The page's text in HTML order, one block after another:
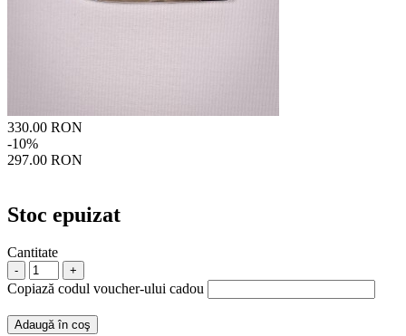
330.00 RON
-10%
297.00 RON
Stoc epuizat
Cantitate
- +
Copiază codul voucher-ului cadou
Adaugă în coş